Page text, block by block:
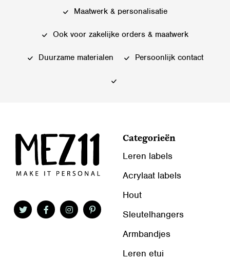
worden
optie
kan
worden
Maatwerk & personalisatie
Ook voor zakelijke orders & maatwerk
Duurzame materialen Persoonlijk contact
Categorieën
Leren labels
Acrylaat labels
Hout
Sleutelhangers
Armbandjes
Leren etui